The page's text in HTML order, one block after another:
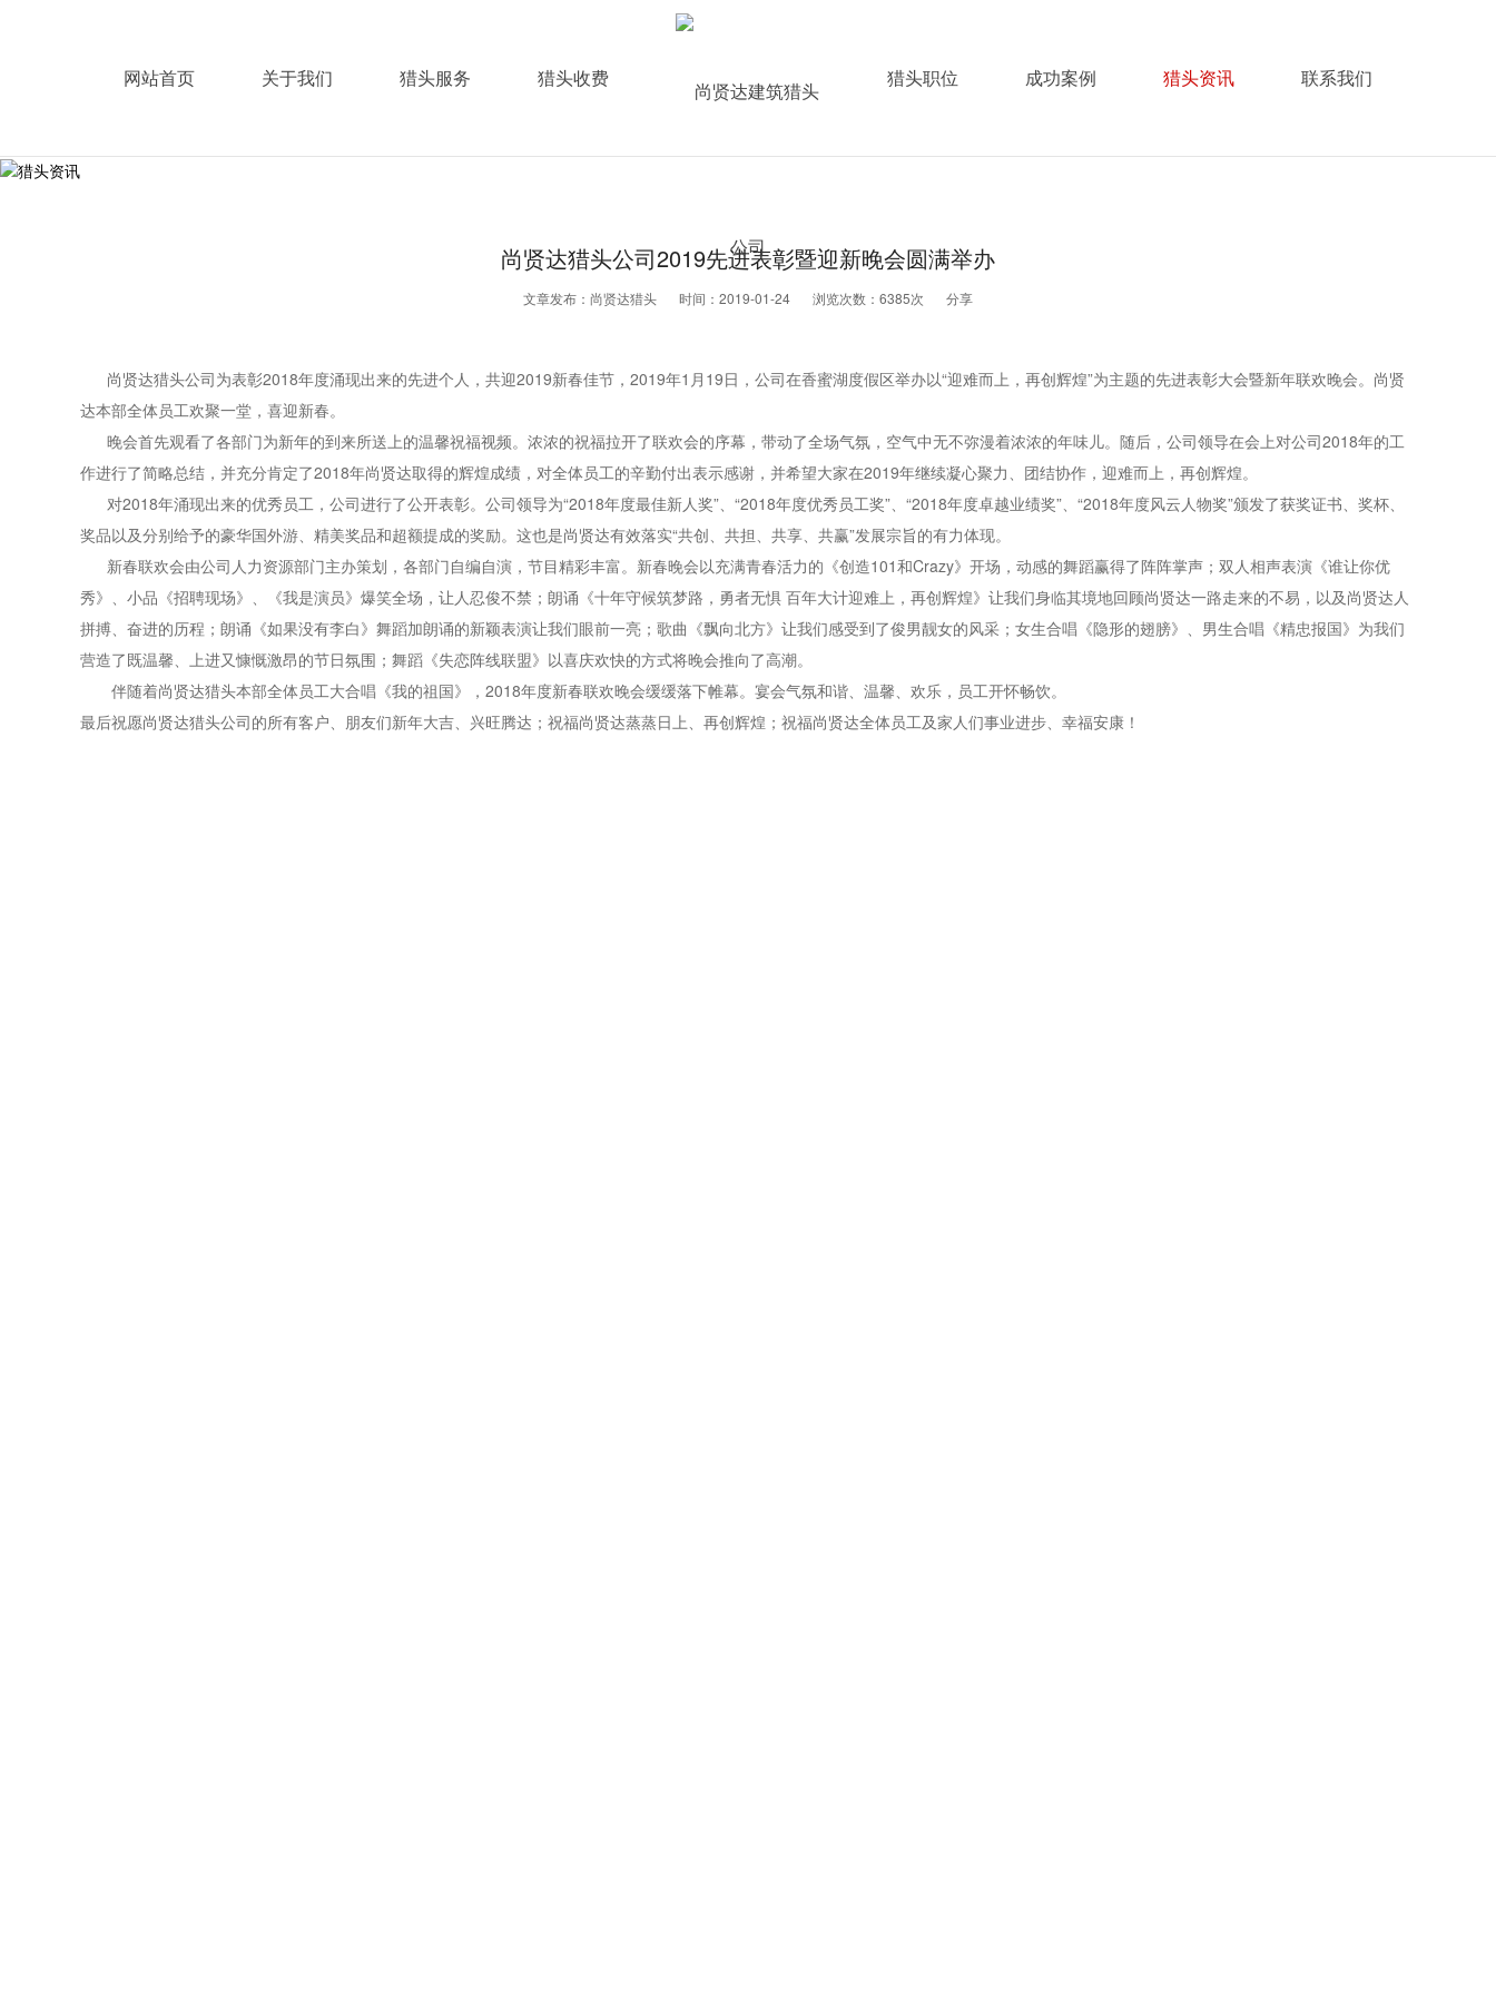
网站首页 关于我们 猎头服务 猎头收费 猎头职位 成功案例 猎头资讯 联系我们
尚贤达猎头公司2019先进表彰暨迎新晚会圆满举办
文章发布：尚贤达猎头 时间：2019-01-24 浏览次数：6385次 分享
尚贤达猎头公司为表彰2018年度涌现出来的先进个人，共迎2019新春佳节，2019年1月19日，公司在香蜜湖度假区举办以“迎难而上，再创辉煌”为主题的先进表彰大会暨新年联欢晚会。尚贤
达本部全体员工欢聚一堂，喜迎新春。
晚会首先观看了各部门为新年的到来所送上的温馨祝福视频。浓浓的祝福拉开了联欢会的序幕，带动了全场气氛，空气中无不弥漫着浓浓的年味儿。随后，公司领导在会上对公司2018年的工
作进行了简略总结，并充分肯定了2018年尚贤达取得的辉煌成绩，对全体员工的辛勤付出表示感谢，并希望大家在2019年继续凝心聚力、团结协作，迎难而上，再创辉煌。
对2018年涌现出来的优秀员工，公司进行了公开表彰。公司领导为“2018年度最佳新人奖”、“2018年度优秀员工奖”、“2018年度卓越业绩奖”、“2018年度风云人物奖”颁发了获奖证书、奖杯、
奖品以及分别给予的豪华国外游、精美奖品和超额提成的奖励。这也是尚贤达有效落实“共创、共担、共享、共赢”发展宗旨的有力体现。
新春联欢会由公司人力资源部门主办策划，各部门自编自演，节目精彩丰富。新春晚会以充满青春活力的《创造101和Crazy》开场，动感的舞蹈赢得了阵阵掌声；双人相声表演《谁让你优
秀》、小品《招聘现场》、《我是演员》爆笑全场，让人忍俊不禁；朗诵《十年守候筑梦路，勇者无惧 百年大计迎难上，再创辉煌》让我们身临其境地回顾尚贤达一路走来的不易，以及尚贤达人
拼搏、奋进的历程；朗诵《如果没有李白》舞蹈加朗诵的新颖表演让我们眼前一亮；歌曲《飘向北方》让我们感受到了俊男靓女的风采；女生合唱《隐形的翅膀》、男生合唱《精忠报国》为我们
营造了既温馨、上进又慷慨激昂的节日氛围；舞蹈《失恋阵线联盟》以喜庆欢快的方式将晚会推向了高潮。
伴随着尚贤达猎头本部全体员工大合唱《我的祖国》，2018年度新春联欢晚会缓缓落下帷幕。宴会气氛和谐、温馨、欢乐，员工开怀畅饮。
最后祝愿尚贤达猎头公司的所有客户、朋友们新年大吉、兴旺腾达；祝福尚贤达蒸蒸日上、再创辉煌；祝福尚贤达全体员工及家人们事业进步、幸福安康！